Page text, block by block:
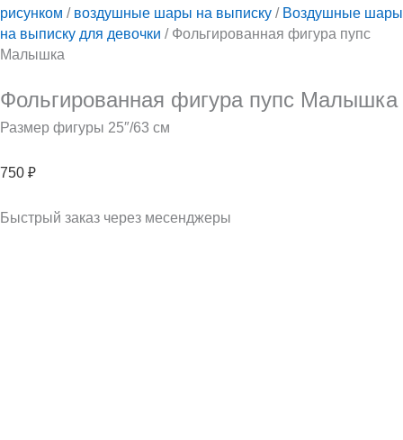
рисунком / воздушные шары на выписку / Воздушные шары
на выписку для девочки / Фольгированная фигура пупс
Малышка
Фольгированная фигура пупс Малышка
Размер фигуры 25″/63 см
750 ₽
Быстрый заказ через месенджеры